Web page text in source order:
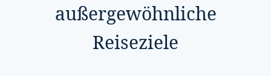
außergewöhnliche
Reiseziele